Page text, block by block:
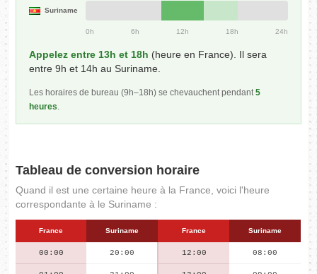
Suriname
0h 6h 12h 18h 24h
Appelez entre 13h et 18h (heure en France). Il sera
entre 9h et 14h au Suriname.
Les horaires de bureau (9h–18h) se chevauchent pendant5
heures.
Tableau de conversion horaire
Quand il est une certaine heure à la France, voici l'heure
correspondante à le Suriname :
France Suriname France Suriname
00:00 20:00 12:00 08:00